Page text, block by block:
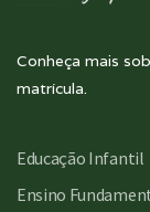
Conheça mais
matrícula.
Educação Infantil
Ensino